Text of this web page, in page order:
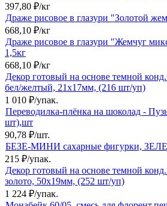
397,80 ₽/кг
Драже рисовое в глазури "Золотой
668,10 ₽/кг
Драже рисовое в глазури "Жемчуг
1,5кг
668,10 ₽/кг
Декор готовый на основе темной
бел/желтый, 21х17мм, (216 шт/уп)
1 010 ₽/упак.
Переводилка-плёнка на шоколад -
шт),шт
90,78 ₽/шт.
БЕЗЕ-МИНИ сахарные фигурки,
215 ₽/упак.
Декор готовый на основе темной
золото, 50х19мм, (252 шт/уп)
1 224 ₽/упак.